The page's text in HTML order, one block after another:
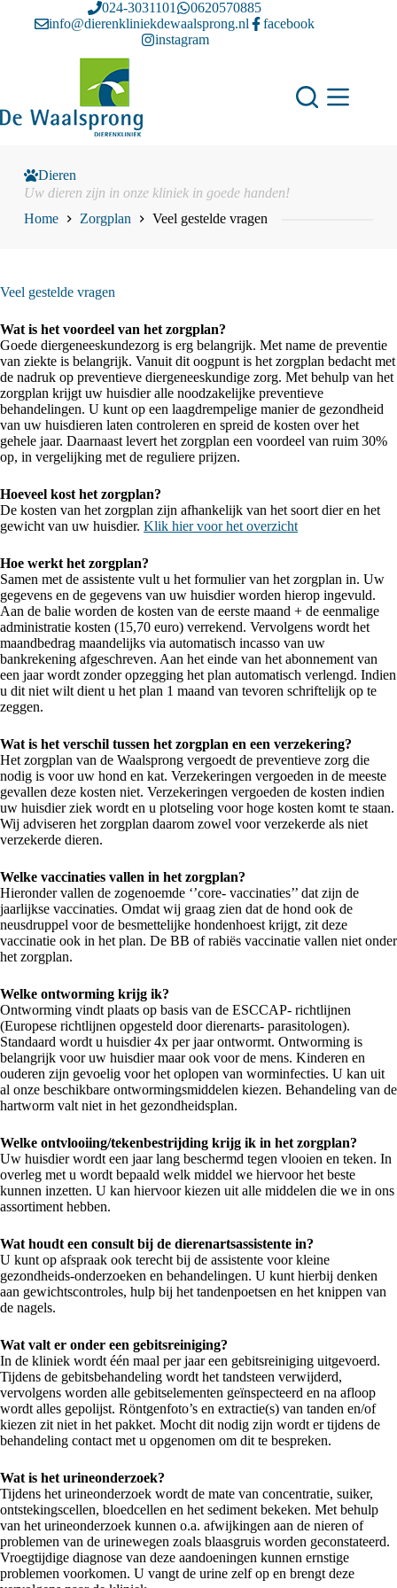
024-3031101
0620570885
info@dierenkliniekdewaalsprong.nl
facebook
instagram
Dieren
Uw dieren zijn in onze kliniek in goede handen!
Home
Zorgplan Veel gestelde vragen
Veel gestelde vragen
Wat is het voordeel van het zorgplan?
Goede diergeneeskundezorg is erg belangrijk. Met name de preventie
van ziekte is belangrijk. Vanuit dit oogpunt is het zorgplan bedacht met
de nadruk op preventieve diergeneeskundige zorg. Met behulp van het
zorgplan krijgt uw huisdier alle noodzakelijke preventieve
behandelingen. U kunt op een laagdrempelige manier de gezondheid
van uw huisdieren laten controleren en spreid de kosten over het
gehele jaar. Daarnaast levert het zorgplan een voordeel van ruim 30%
op, in vergelijking met de reguliere prijzen.
Hoeveel kost het zorgplan?
De kosten van het zorgplan zijn afhankelijk van het soort dier en het
gewicht van uw huisdier. Klik hier voor het overzicht
Hoe werkt het zorgplan?
Samen met de assistente vult u het formulier van het zorgplan in. Uw
gegevens en de gegevens van uw huisdier worden hierop ingevuld.
Aan de balie worden de kosten van de eerste maand + de eenmalige
administratie kosten (15,70 euro) verrekend. Vervolgens wordt het
maandbedrag maandelijks via automatisch incasso van uw
bankrekening afgeschreven. Aan het einde van het abonnement van
een jaar wordt zonder opzegging het plan automatisch verlengd. Indien
u dit niet wilt dient u het plan 1 maand van tevoren schriftelijk op te
zeggen.
Wat is het verschil tussen het zorgplan en een verzekering?
Het zorgplan van de Waalsprong vergoedt de preventieve zorg die
nodig is voor uw hond en kat. Verzekeringen vergoeden in de meeste
gevallen deze kosten niet. Verzekeringen vergoeden de kosten indien
uw huisdier ziek wordt en u plotseling voor hoge kosten komt te staan.
Wij adviseren het zorgplan daarom zowel voor verzekerde als niet
verzekerde dieren.
Welke vaccinaties vallen in het zorgplan?
Hieronder vallen de zogenoemde ‘’core- vaccinaties’’ dat zijn de
jaarlijkse vaccinaties. Omdat wij graag zien dat de hond ook de
neusdruppel voor de besmettelijke hondenhoest krijgt, zit deze
vaccinatie ook in het plan. De BB of rabiës vaccinatie vallen niet onder
het zorgplan.
Welke ontworming krijg ik?
Ontworming vindt plaats op basis van de ESCCAP- richtlijnen
(Europese richtlijnen opgesteld door dierenarts- parasitologen).
Standaard wordt u huisdier 4x per jaar ontwormt. Ontworming is
belangrijk voor uw huisdier maar ook voor de mens. Kinderen en
ouderen zijn gevoelig voor het oplopen van worminfecties. U kan uit
al onze beschikbare ontwormingsmiddelen kiezen. Behandeling van de
hartworm valt niet in het gezondheidsplan.
Welke ontvlooiing/tekenbestrijding krijg ik in het zorgplan?
Uw huisdier wordt een jaar lang beschermd tegen vlooien en teken. In
overleg met u wordt bepaald welk middel we hiervoor het beste
kunnen inzetten. U kan hiervoor kiezen uit alle middelen die we in ons
assortiment hebben.
Wat houdt een consult bij de dierenartsassistente in?
U kunt op afspraak ook terecht bij de assistente voor kleine
gezondheids-onderzoeken en behandelingen. U kunt hierbij denken
aan gewichtscontroles, hulp bij het tandenpoetsen en het knippen van
de nagels.
Wat valt er onder een gebitsreiniging?
In de kliniek wordt één maal per jaar een gebitsreiniging uitgevoerd.
Tijdens de gebitsbehandeling wordt het tandsteen verwijderd,
vervolgens worden alle gebitselementen geïnspecteerd en na afloop
wordt alles gepolijst. Röntgenfoto’s en extractie(s) van tanden en/of
kiezen zit niet in het pakket. Mocht dit nodig zijn wordt er tijdens de
behandeling contact met u opgenomen om dit te bespreken.
Wat is het urineonderzoek?
Tijdens het urineonderzoek wordt de mate van concentratie, suiker,
ontstekingscellen, bloedcellen en het sediment bekeken. Met behulp
van het urineonderzoek kunnen o.a. afwijkingen aan de nieren of
problemen van de urinewegen zoals blaasgruis worden geconstateerd.
Vroegtijdige diagnose van deze aandoeningen kunnen ernstige
problemen voorkomen. U vangt de urine zelf op en brengt deze